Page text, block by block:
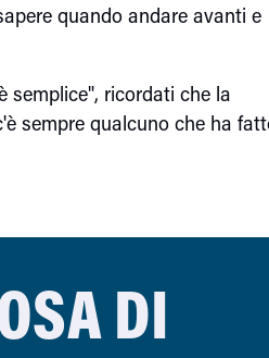
quando andare avanti e
semplice", ricordati che la
sempre qualcuno che ha
DI